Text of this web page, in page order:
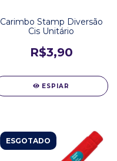
Carimbo Stamp Diversão
Cis Unitário
R$3,90
ESPIAR
ESGOTADO